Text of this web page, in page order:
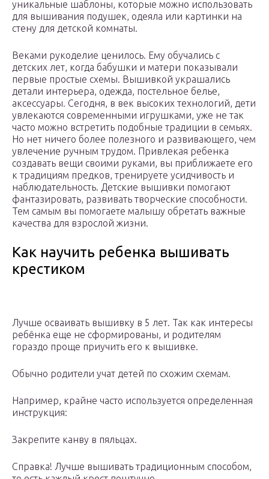
уникальные шаблоны, которые можно использовать
для вышивания подушек, одеяла или картинки на
стену для детской комнаты.
Веками рукоделие ценилось. Ему обучались с
детских лет, когда бабушки и матери показывали
первые простые схемы. Вышивкой украшались
детали интерьера, одежда, постельное белье,
аксессуары. Сегодня, в век высоких технологий, дети
увлекаются современными игрушками, уже не так
часто можно встретить подобные традиции в семьях.
Но нет ничего более полезного и развивающего, чем
увлечение ручным трудом. Привлекая ребенка
создавать вещи своими руками, вы приближаете его
к традициям предков, тренируете усидчивость и
наблюдательность. Детские вышивки помогают
фантазировать, развивать творческие способности.
Тем самым вы помогаете малышу обретать важные
качества для взрослой жизни.
Как научить ребенка вышивать
крестиком
Лучше осваивать вышивку в 5 лет. Так как интересы
ребёнка еще не сформированы, и родителям
гораздо проще приучить его к вышивке.
Обычно родители учат детей по схожим схемам.
Например, крайне часто используется определенная
инструкция:
Закрепите канву в пяльцах.
Справка! Лучше вышивать традиционным способом,